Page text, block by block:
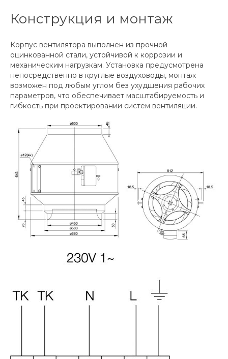
Конструкция и монтаж
Корпус вентилятора выполнен из прочной
оцинкованной стали, устойчивой к коррозии и
механическим нагрузкам. Установка предусмотрена
непосредственно в круглые воздуховоды, монтаж
возможен под любым углом без ухудшения рабочих
параметров, что обеспечивает масштабируемость и
гибкость при проектировании систем вентиляции.